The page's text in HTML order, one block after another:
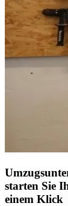
starten Sie
einem Klick